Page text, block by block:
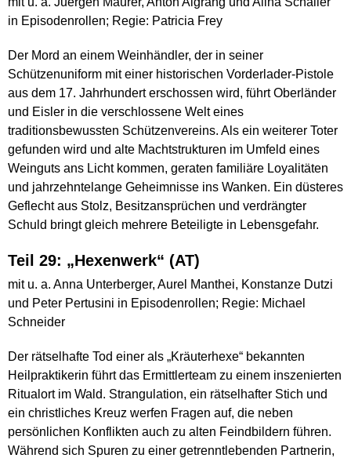
in Episodenrollen; Regie: Patricia Frey
Der Mord an einem Weinhändler, der in seiner
Schützenuniform mit einer historischen Vorderlader-Pistole
aus dem 17. Jahrhundert erschossen wird, führt Oberländer
und Eisler in die verschlossene Welt eines
traditionsbewussten Schützenvereins. Als ein weiterer Toter
gefunden wird und alte Machtstrukturen im Umfeld eines
Weinguts ans Licht kommen, geraten familiäre Loyalitäten
und jahrzehntelange Geheimnisse ins Wanken. Ein düsteres
Geflecht aus Stolz, Besitzansprüchen und verdrängter
Schuld bringt gleich mehrere Beteiligte in Lebensgefahr.
Teil 29: „Hexenwerk“ (AT)
mit u. a. Anna Unterberger, Aurel Manthei, Konstanze Dutzi
und Peter Pertusini in Episodenrollen; Regie: Michael
Schneider
Der rätselhafte Tod einer als „Kräuterhexe“ bekannten
Heilpraktikerin führt das Ermittlerteam zu einem inszenierten
Ritualort im Wald. Strangulation, ein rätselhafter Stich und
ein christliches Kreuz werfen Fragen auf, die neben
persönlichen Konflikten auch zu alten Feindbildern führen.
Während sich Spuren zu einer getrenntlebenden Partnerin,